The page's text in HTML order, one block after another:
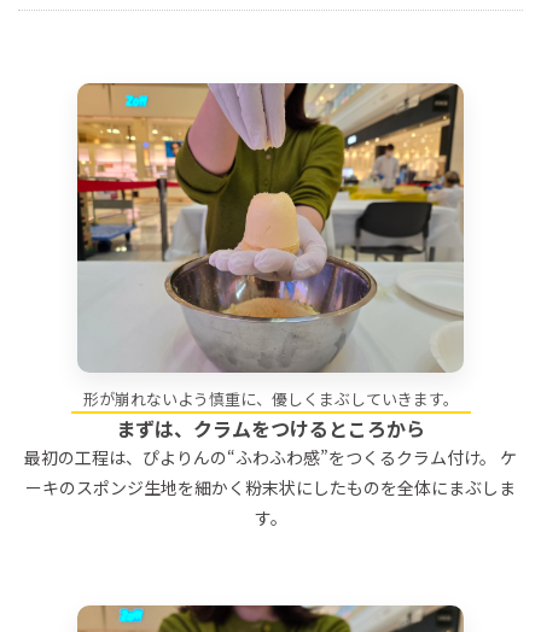
形が崩れないよう慎重に、優しくまぶしていきます。
まずは、クラムをつけるところから
最初の工程は、ぴよりんの“ふわふわ感”をつくるクラム付け。 ケ
ーキのスポンジ生地を細かく粉末状にしたものを全体にまぶしま
す。